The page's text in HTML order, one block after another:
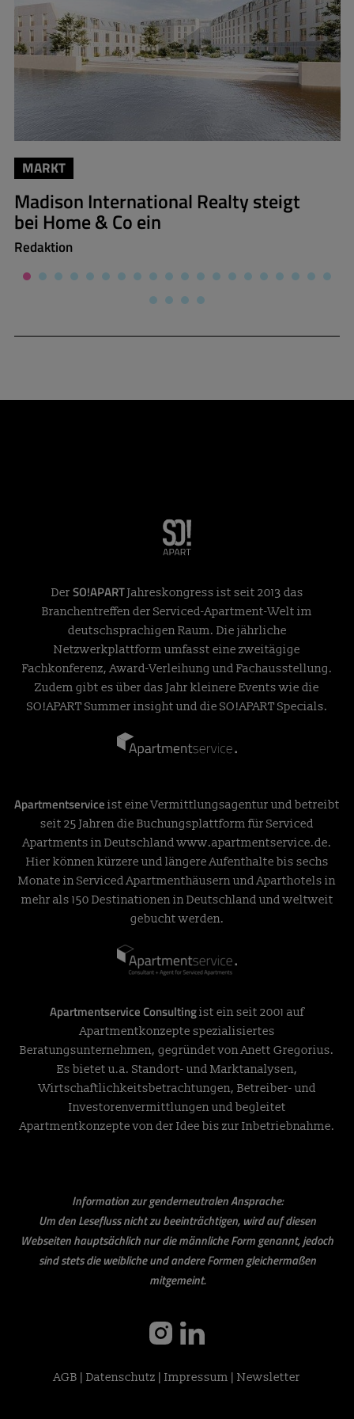
MARKT
Madison International Realty steigt
bei Home & Co ein
Redaktion
Der SO!APARTJahreskongress ist seit 2013 das
Branchentreffen der Serviced-Apartment-Welt im
deutschsprachigen Raum. Die jährliche
Netzwerkplattform umfasst eine zweitägige
Fachkonferenz, Award-Verleihung und Fachausstellung.
Zudem gibt es über das Jahr kleinere Events wie die
SO!APART Summer insight und die SO!APART Specials.
Apartmentservice ist eine Vermittlungsagentur und betreibt
seit 25 Jahren die Buchungsplattform für Serviced
Apartments in Deutschlandwww.apartmentservice.de.
Hier können kürzere und längere Aufenthalte bis sechs
Monate in Serviced Apartmenthäusern und Aparthotels in
mehr als 150 Destinationen in Deutschland und weltweit
gebucht werden.
Apartmentservice Consultingist ein seit 2001 auf
Apartmentkonzepte spezialisiertes
Beratungsunternehmen, gegründet von Anett Gregorius.
Es bietet u.a. Standort- und Marktanalysen,
Wirtschaftlichkeitsbetrachtungen, Betreiber- und
Investorenvermittlungen und begleitet
Apartmentkonzepte von der Idee bis zur Inbetriebnahme.
Information zur genderneutralen Ansprache:
Um den Lesefluss nicht zu beeinträchtigen, wird auf diesen
Webseiten hauptsächlich nur die männliche Form genannt, jedoch
sind stets die weibliche und andere Formen gleichermaßen
mitgemeint.
instagram
AGB Datenschutz Impressum Newsletter